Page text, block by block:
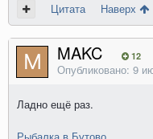
Цитата Наверх
MAKC 12
Опубликовано: 9
Ладно ещё раз.